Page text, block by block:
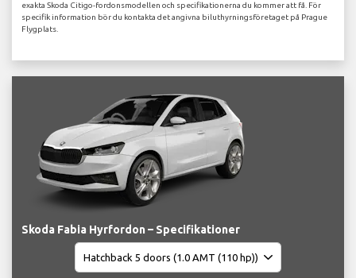
exakta Skoda Citigo-fordonsmodellen och specifikationerna du kommer att få. För
specifik information bör du kontakta det angivna biluthyrningsföretaget på Prague
Flygplats.
Skoda Fabia Hyrfordon – Specifikationer